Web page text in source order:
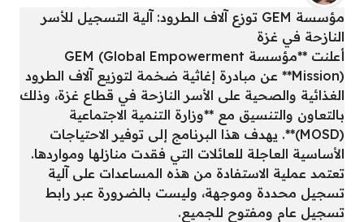
مؤسسة GEM توزع آلاف الطرود: آلية التسجيل للأسر
النازحة في غزة
أعلنت **مؤسسة GEM (Global Empowerment
Mission)** عن مبادرة إغاثية ضخمة لتوزيع آلاف الطرود
الغذائية والصحية على الأسر النازحة في قطاع غزة، وذلك
بالتعاون والتنسيق مع **وزارة التنمية الاجتماعية
(MOSD)**. يهدف هذا البرنامج إلى توفير الاحتياجات
الأساسية العاجلة للعائلات التي فقدت منازلها ومواردها.
تعتمد عملية الاستفادة من هذه المساعدات على آلية
تسجيل محددة وموجهة، وليست بالضرورة عبر رابط
تسجيل عام ومفتوح للجميع.